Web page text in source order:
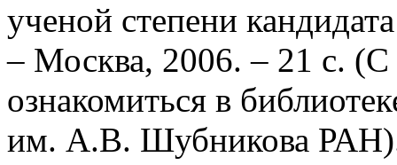
ученой степени
– Москва, 2006. – 21 с.
ознакомиться в
им. А.В. Шубникова